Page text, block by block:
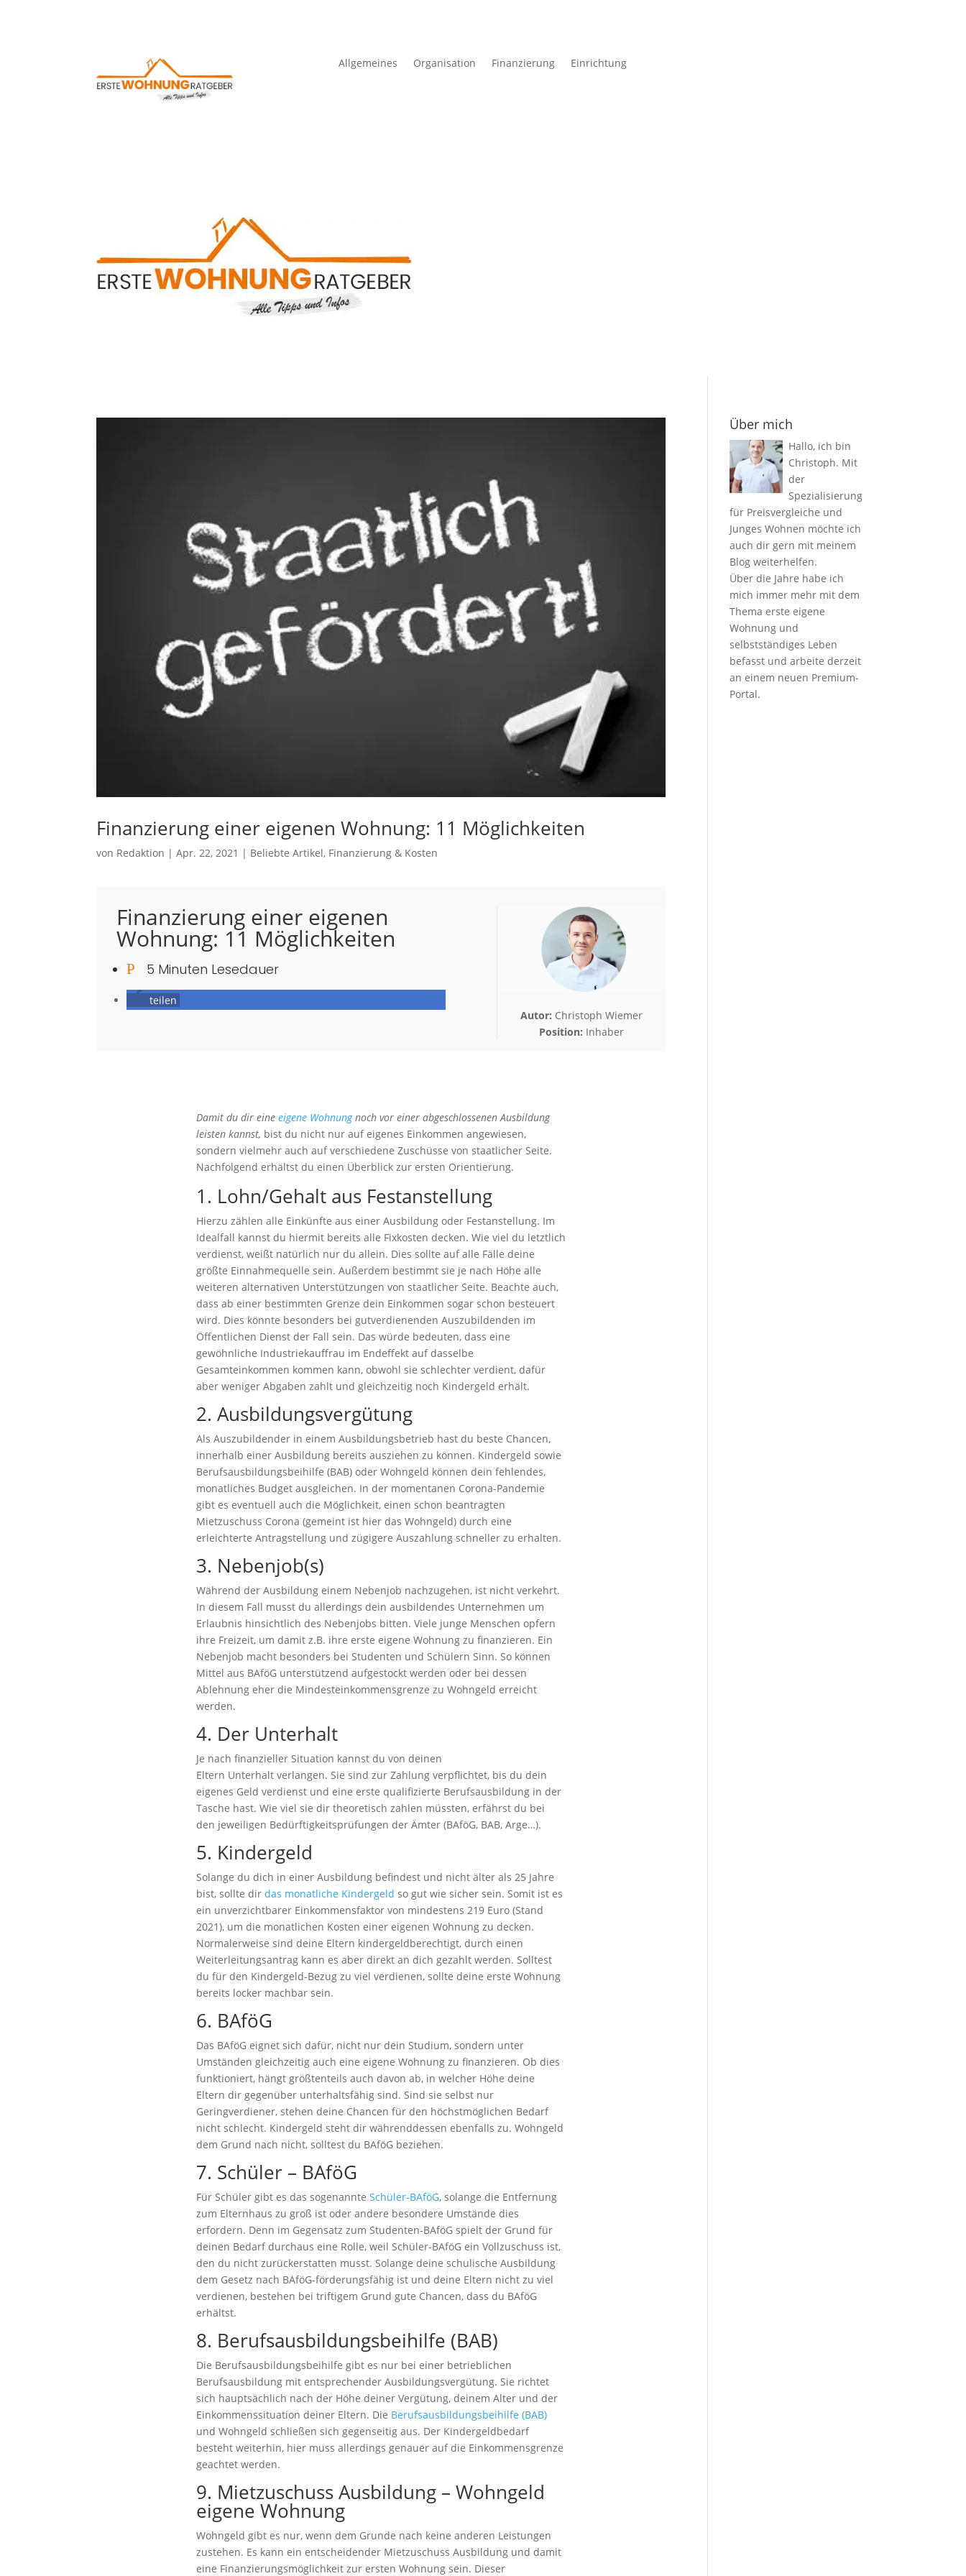
Allgemeines Organisation Finanzierung Einrichtung
Finanzierung einer eigenen Wohnung: 11 Möglichkeiten
von Redaktion |Apr. 22, 2021 | Beliebte Artikel, Finanzierung & Kosten
Finanzierung einer eigenen
Wohnung: 11 Möglichkeiten
P 5 Minuten Lesedauer
teilen
Autor: Christoph Wiemer
Position: Inhaber
Damit du dir eine eigene Wohnungnoch vor einer abgeschlossenen Ausbildung
leisten kannst, bist du nicht nur auf eigenes Einkommen angewiesen,
sondern vielmehr auch auf verschiedene Zuschüsse von staatlicher Seite.
Nachfolgend erhältst du einen Überblick zur ersten Orientierung.
1. Lohn/Gehalt aus Festanstellung
Hierzu zählen alle Einkünfte aus einer Ausbildung oder Festanstellung. Im
Idealfall kannst du hiermit bereits alle Fixkosten decken. Wie viel du letztlich
verdienst, weißt natürlich nur du allein. Dies sollte auf alle Fälle deine
größte Einnahmequelle sein. Außerdem bestimmt sie je nach Höhe alle
weiteren alternativen Unterstützungen von staatlicher Seite. Beachte auch,
dass ab einer bestimmten Grenze dein Einkommen sogar schon besteuert
wird. Dies könnte besonders bei gutverdienenden Auszubildenden im
Öffentlichen Dienst der Fall sein. Das würde bedeuten, dass eine
gewöhnliche Industriekauffrau im Endeffekt auf dasselbe
Gesamteinkommen kommen kann, obwohl sie schlechter verdient, dafür
aber weniger Abgaben zahlt und gleichzeitig noch Kindergeld erhält.
2. Ausbildungsvergütung
Als Auszubildender in einem Ausbildungsbetrieb hast du beste Chancen,
innerhalb einer Ausbildung bereits ausziehen zu können. Kindergeld sowie
Berufsausbildungsbeihilfe (BAB) oder Wohngeld können dein fehlendes,
monatliches Budget ausgleichen. In der momentanen Corona-Pandemie
gibt es eventuell auch die Möglichkeit, einen schon beantragten
Mietzuschuss Corona (gemeint ist hier das Wohngeld) durch eine
erleichterte Antragstellung und zügigere Auszahlung schneller zu erhalten.
3. Nebenjob(s)
Während der Ausbildung einem Nebenjob nachzugehen, ist nicht verkehrt.
In diesem Fall musst du allerdings dein ausbildendes Unternehmen um
Erlaubnis hinsichtlich des Nebenjobs bitten. Viele junge Menschen opfern
ihre Freizeit, um damit z.B. ihre erste eigene Wohnung zu finanzieren. Ein
Nebenjob macht besonders bei Studenten und Schülern Sinn. So können
Mittel aus BAföG unterstützend aufgestockt werden oder bei dessen
Ablehnung eher die Mindesteinkommensgrenze zu Wohngeld erreicht
werden.
4. Der Unterhalt
Je nach finanzieller Situation kannst du von deinen
Eltern Unterhalt verlangen. Sie sind zur Zahlung verpflichtet, bis du dein
eigenes Geld verdienst und eine erste qualifizierte Berufsausbildung in der
Tasche hast. Wie viel sie dir theoretisch zahlen müssten, erfährst du bei
den jeweiligen Bedürftigkeitsprüfungen der Ämter (BAföG, BAB, Arge…).
5. Kindergeld
Solange du dich in einer Ausbildung befindest und nicht älter als 25 Jahre
bist, sollte dir das monatliche Kindergeld so gut wie sicher sein. Somit ist es
ein unverzichtbarer Einkommensfaktor von mindestens 219 Euro (Stand
2021), um die monatlichen Kosten einer eigenen Wohnung zu decken.
Normalerweise sind deine Eltern kindergeldberechtigt, durch einen
Weiterleitungsantrag kann es aber direkt an dich gezahlt werden. Solltest
du für den Kindergeld-Bezug zu viel verdienen, sollte deine erste Wohnung
bereits locker machbar sein.
6. BAföG
Das BAföG eignet sich dafür, nicht nur dein Studium, sondern unter
Umständen gleichzeitig auch eine eigene Wohnung zu finanzieren. Ob dies
funktioniert, hängt größtenteils auch davon ab, in welcher Höhe deine
Eltern dir gegenüber unterhaltsfähig sind. Sind sie selbst nur
Geringverdiener, stehen deine Chancen für den höchstmöglichen Bedarf
nicht schlecht. Kindergeld steht dir währenddessen ebenfalls zu. Wohngeld
dem Grund nach nicht, solltest du BAföG beziehen.
7. Schüler – BAföG
Für Schüler gibt es das sogenannte Schüler-BAföG, solange die Entfernung
zum Elternhaus zu groß ist oder andere besondere Umstände dies
erfordern. Denn im Gegensatz zum Studenten-BAföG spielt der Grund für
deinen Bedarf durchaus eine Rolle, weil Schüler-BAföG ein Vollzuschuss ist,
den du nicht zurückerstatten musst. Solange deine schulische Ausbildung
dem Gesetz nach BAföG-förderungsfähig ist und deine Eltern nicht zu viel
verdienen, bestehen bei triftigem Grund gute Chancen, dass du BAföG
erhältst.
8. Berufsausbildungsbeihilfe (BAB)
Die Berufsausbildungsbeihilfe gibt es nur bei einer betrieblichen
Berufsausbildung mit entsprechender Ausbildungsvergütung. Sie richtet
sich hauptsächlich nach der Höhe deiner Vergütung, deinem Alter und der
Einkommenssituation deiner Eltern. Die Berufsausbildungsbeihilfe (BAB)
und Wohngeld schließen sich gegenseitig aus. Der Kindergeldbedarf
besteht weiterhin, hier muss allerdings genauer auf die Einkommensgrenze
geachtet werden.
9. Mietzuschuss Ausbildung – Wohngeld
eigene Wohnung
Wohngeld gibt es nur, wenn dem Grunde nach keine anderen Leistungen
zustehen. Es kann ein entscheidender Mietzuschuss Ausbildung und damit
eine Finanzierungsmöglichkeit zur ersten Wohnung sein. Dieser
Über mich
Hallo, ich bin
Christoph. Mit
der
Spezialisierung
für Preisvergleiche und
Junges Wohnen möchte ich
auch dir gern mit meinem
Blog weiterhelfen.
Über die Jahre habe ich
mich immer mehr mit dem
Thema erste eigene
Wohnung und
selbstständiges Leben
befasst und arbeite derzeit
an einem neuen Premium-
Portal.